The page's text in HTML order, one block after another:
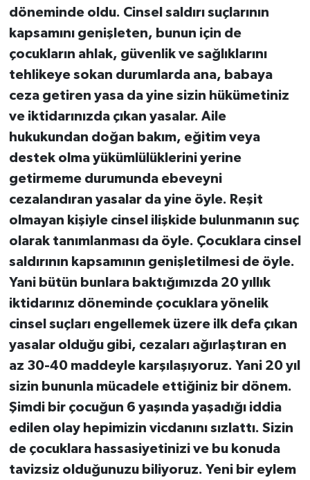
döneminde oldu. Cinsel saldırı suçlarının
kapsamını genişleten, bunun için de
çocukların ahlak, güvenlik ve sağlıklarını
tehlikeye sokan durumlarda ana, babaya
ceza getiren yasa da yine sizin hükümetiniz
ve iktidarınızda çıkan yasalar. Aile
hukukundan doğan bakım, eğitim veya
destek olma yükümlülüklerini yerine
getirmeme durumunda ebeveyni
cezalandıran yasalar da yine öyle. Reşit
olmayan kişiyle cinsel ilişkide bulunmanın suç
olarak tanımlanması da öyle. Çocuklara cinsel
saldırının kapsamının genişletilmesi de öyle.
Yani bütün bunlara baktığımızda 20 yıllık
iktidarınız döneminde çocuklara yönelik
cinsel suçları engellemek üzere ilk defa çıkan
yasalar olduğu gibi, cezaları ağırlaştıran en
az 30-40 maddeyle karşılaşıyoruz. Yani 20 yıl
sizin bununla mücadele ettiğiniz bir dönem.
Şimdi bir çocuğun 6 yaşında yaşadığı iddia
edilen olay hepimizin vicdanını sızlattı. Sizin
de çocuklara hassasiyetinizi ve bu konuda
tavizsiz olduğunuzu biliyoruz. Yeni bir eylem